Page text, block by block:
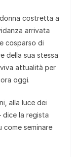
costretta a
arrivata
cosparso di
della sua stessa
attualità per
oggi.
alla luce dei
dice la regista
come seminare